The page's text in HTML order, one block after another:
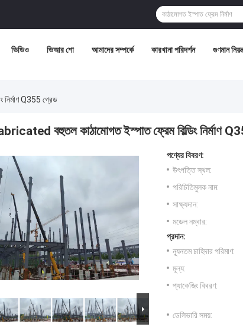
ভিডিও ভিআর শো আমাদের সম্পর্কে কারখানা পরিদর্শন গুণমান
Q355 গ্রেড
বহুতল কাঠামোগত ইস্পাত ফ্রেম বিল্ডিং নির্মাণ
পণ্যের বিবরণ:
উৎপত্তি স্থল:
পরিচিতিমুলক নাম:
সাক্ষ্যদান:
মডেল নম্বার:
প্রদান:
ন্যূনতম চাহিদার পরিমাণ:
মূল্য:
প্যাকেজিং বিবরণ:
ডেলিভারি সময়: